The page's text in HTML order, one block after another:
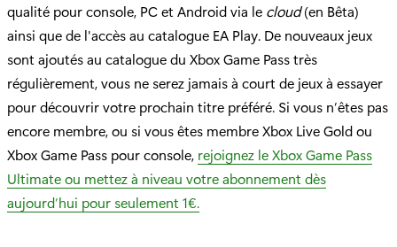
qualité pour console, PC et Android via le cloud(en Bêta)
ainsi que de l'accès au catalogue EA Play. De nouveaux jeux
sont ajoutés au catalogue du Xbox Game Pass très
régulièrement, vous ne serez jamais à court de jeux à essayer
pour découvrir votre prochain titre préféré. Si vous n’êtes pas
encore membre, ou si vous êtes membre Xbox Live Gold ou
Xbox Game Pass pour console, rejoignez le Xbox Game Pass
Ultimate ou mettez à niveau votre abonnement dès
aujourd’hui pour seulement 1€.